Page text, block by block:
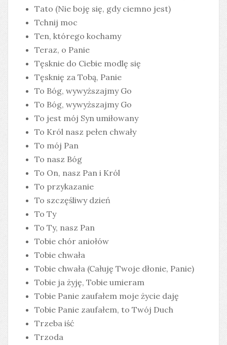
Tato (Nie boję się, gdy ciemno jest)
Tchnij moc
Ten, którego kochamy
Teraz, o Panie
Tęsknie do Ciebie modlę się
Tęsknię za Tobą, Panie
To Bóg, wywyższajmy Go
To Bóg, wywyższajmy Go
To jest mój Syn umiłowany
To Król nasz pełen chwały
To mój Pan
To nasz Bóg
To On, nasz Pan i Król
To przykazanie
To szczęśliwy dzień
To Ty
To Ty, nasz Pan
Tobie chór aniołów
Tobie chwała
Tobie chwała (Całuję Twoje dłonie, Panie)
Tobie ja żyję, Tobie umieram
Tobie Panie zaufałem moje życie daję
Tobie Panie zaufałem, to Twój Duch
Trzeba iść
Trzoda